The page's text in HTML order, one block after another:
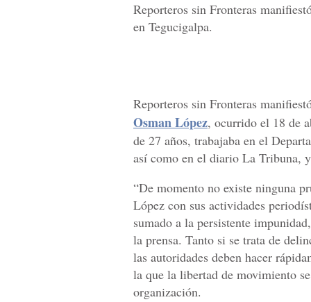
Reporteros sin Fronteras
en Tegucigalpa.
Reporteros sin Fronteras
Osman López, ocurrido el 18 de
de 27 años, trabajaba en el
así como en el diario La Tribuna,
“De momento no existe ninguna
López con sus actividades
sumado a la persistente
la prensa. Tanto si se trata de
las autoridades deben hacer
la que la libertad de movimiento
organización.